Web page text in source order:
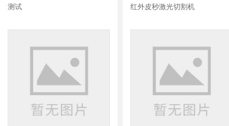
测试
红外皮秒激光切割机